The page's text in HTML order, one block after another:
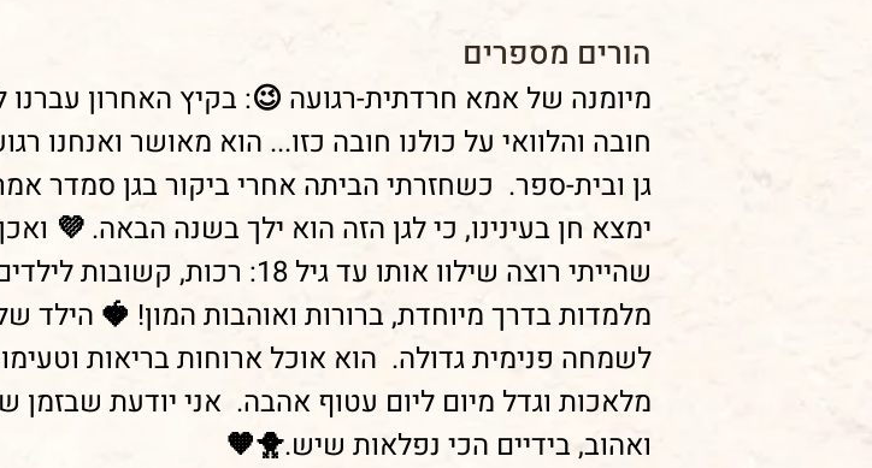
הורים מספרים
חובה והלוואי על כולנו חובה כזו... הוא מאושר ואנחנו
גן ובית-ספר. כשחזרתי הביתה אחרי ביקור בגן סמדר
ימצא חן בעינינו, כי לגן הזה הוא ילך בשנה הבאה. 💜
שהייתי רוצה שילוו אותו עד גיל
מלמדות בדרך מיוחדת, ברורות ואוהבות המון! 🍓 הילד
לשמחה פנימית גדולה. הוא אוכל ארוחות בריאות
מלאכות וגדל מיום ליום עטוף אהבה. אני יודעת שבזמן
ואהוב, בידיים הכי נפלאות שיש.🐥🧡